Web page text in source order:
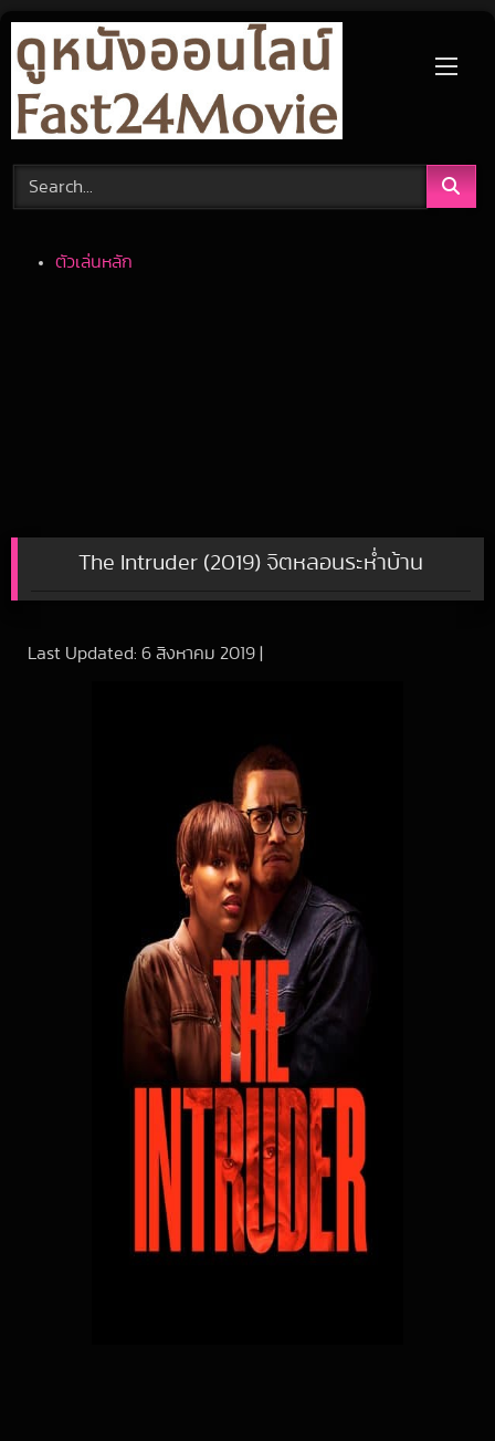
Skip
content
ตัวเล่นหลัก
The Intruder (2019) จิตหลอนระห่ำบ้าน
Last Updated: 6 สิงหาคม 2019